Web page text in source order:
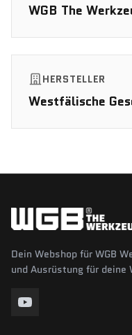
WGB The
HERSTELLER
Westfälische
Dein Webshop für WGB
und Ausrüstung für deine